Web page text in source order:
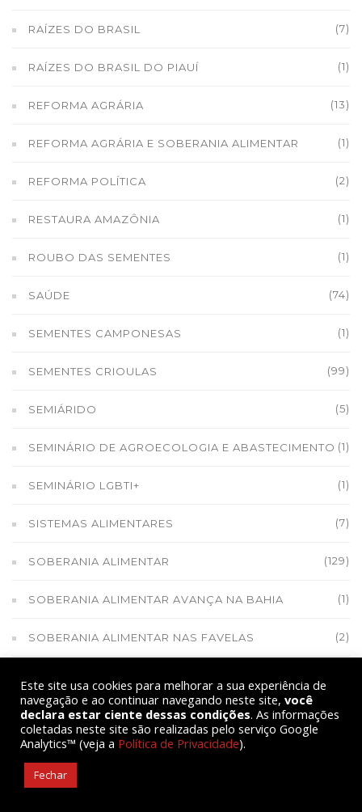
RAÍZES DO BRASIL (7)
RAÍZES DO BRASIL DO PIAUÍ (1)
REFORMA AGRÁRIA (13)
REFORMA AGRÁRIA E SOBERANIA ALIMENTAR (1)
REFORMA POLÍTICA (2)
RESTAURA AMAZÔNIA (1)
ROUBO DAS SEMENTES (1)
SAÚDE (74)
SEMENTES CAMPONESAS (1)
SEMENTES CRIOULAS (99)
SEMIÁRIDO (5)
SEMINÁRIO DE AGROECOLOGIA E ABASTECIMENTO (1)
SEMINÁRIO LGBTI+ (1)
SISTEMAS ALIMENTARES (7)
SOBERANIA ALIMENTAR (129)
SOBERANIA ALIMENTAR AVANÇA NA BAHIA (1)
SOBERANIA ALIMENTAR NAS FAVELAS (2)
SOCIOBIOECONOMIA (1)
SOLIDARIEDADE
TERRITÓRIO INDÍGENA
Este site usa cookies para melhorar a sua experiência de
navegação e ao continuar navegando neste site, você
declara estar ciente dessas condições. As informações
coletadas neste site são realizadas pelo serviço Google
Analytics™ (veja a Política de Privacidade).
Fechar